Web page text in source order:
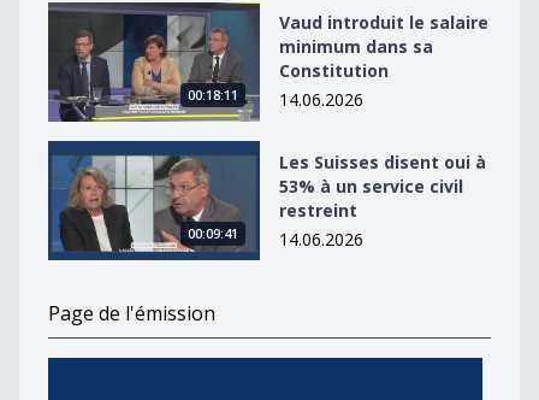
Vaud introduit le salaire minimum dans sa
00:18:11
Vaud introduit le salaire
minimum dans sa
Constitution
14.06.2026
Les Suisses disent oui à 53% à un service civil restreint
00:09:41
Les Suisses disent oui à
53% à un service civil
restreint
14.06.2026
Page de l'émission